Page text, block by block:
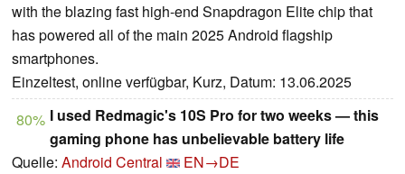
with the blazing fast high-end Snapdragon Elite chip that
has powered all of the main 2025 Android flagship
smartphones.
Einzeltest, online verfügbar, Kurz, Datum: 13.06.2025
80% I used Redmagic's 10S Pro for two weeks — this
gaming phone has unbelievable battery life
Quelle: Android Central
EN→DE